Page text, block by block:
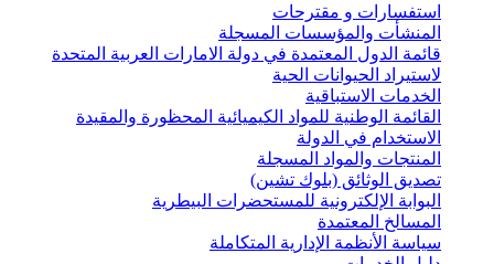
استفسارات و مقترحات
المنشأت والمؤسسات المسجلة
قائمة الدول المعتمدة في دولة الامارات العربية المتحدة
لاستيراد الحيوانات الحية
الخدمات الاستباقية
القائمة الوطنية للمواد الكيميائية المحظورة والمقيدة
الاستخدام في الدولة
المنتجات والمواد المسجلة
تصديق الوثائق (بلوك تشين)
البوابة الإلكترونية للمستحضرات البيطرية
المسالخ المعتمدة
سياسة الأنظمة الإدارية المتكاملة